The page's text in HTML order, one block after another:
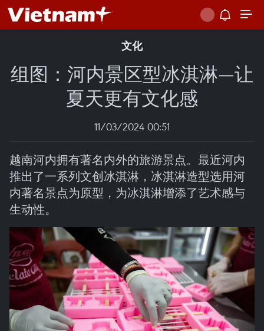
文化
组图：河内景区型冰淇淋—让
夏天更有文化感
11/03/2024 00:51
越南河内拥有著名内外的旅游景点。最近河内
推出了一系列文创冰淇淋，冰淇淋造型选用河
内著名景点为原型，为冰淇淋增添了艺术感与
生动性。